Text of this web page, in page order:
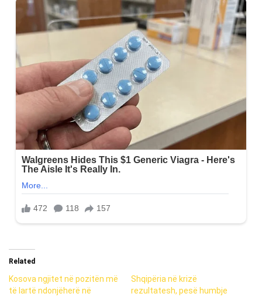
Related
Kosova ngjitet në pozitën më
të lartë ndonjëherë në
Shqipëria në krizë
rezultatesh, pesë humbje